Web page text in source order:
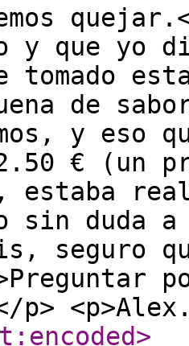
y que yo
tomado
de
y eso
€ (un
sin duda
seguro
p>
>